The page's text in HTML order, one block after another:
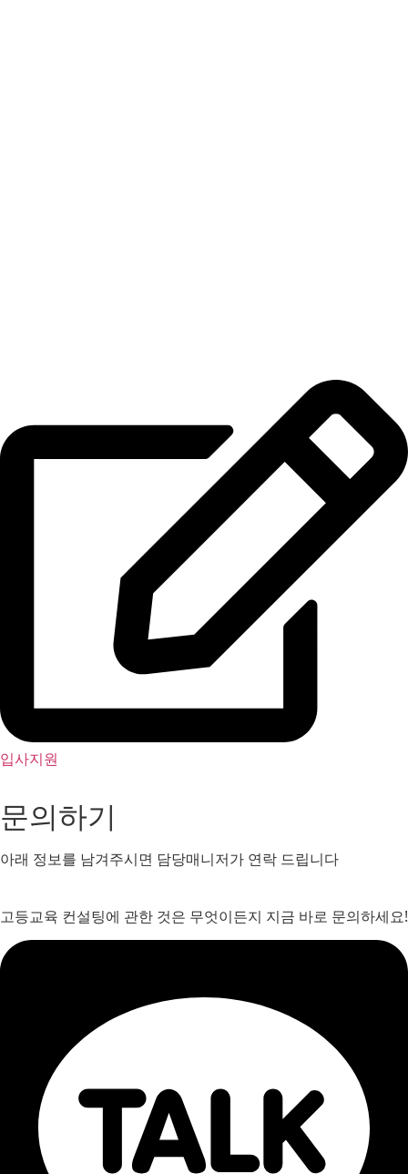
입사지원
문의하기
아래 정보를 남겨주시면 담당매니저가 연락 드립니다
고등교육 컨설팅에 관한 것은 무엇이든지 지금 바로 문의하세요!